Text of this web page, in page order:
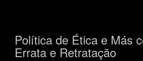
Política de Ética e Más
Errata e Retratação